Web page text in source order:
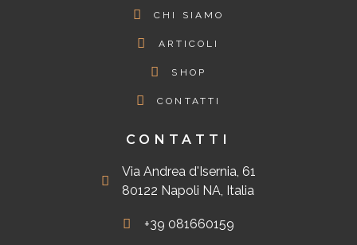
CHI SIAMO
ARTICOLI
SHOP
CONTATTI
CONTATTI
Via Andrea d'Isernia, 61
80122 Napoli NA, Italia
+39 081660159